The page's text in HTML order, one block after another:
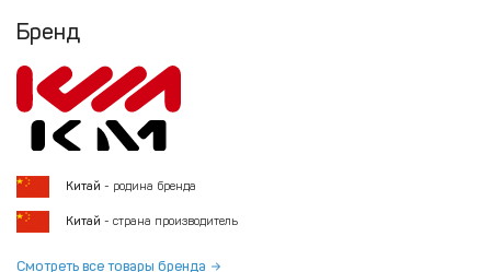
Бренд
Китай - родина бренда
Китай - страна производитель
Смотреть все товары бренда